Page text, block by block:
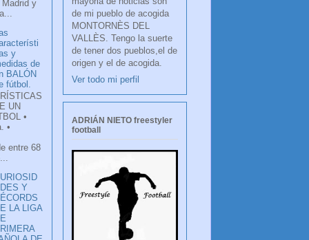
Madrid y
y
de
BALÓN
fútbol.
UN
•
•
entre 68
Y
LA LIGA
de mi pueblo de acogida
MONTORNÈS DEL
VALLÈS. Tengo la suerte
de tener dos pueblos,el de
origen y el de acogida.
Ver todo mi perfil
ADRIÁN NIETO freestyler
football